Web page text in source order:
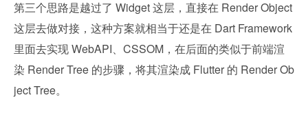
第三个思路是越过了 Widget 这层，直接在 Render Object
这层去做对接，这种方案就相当于还是在 Dart Framework
里面去实现 WebAPI、CSSOM，在后面的类似于前端渲
染 Render Tree 的步骤，将其渲染成 Flutter 的 Render Ob
ject Tree。